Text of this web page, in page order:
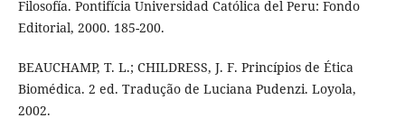
Filosofía. Pontifícia Universidad Católica del Peru: Fondo
Editorial, 2000. 185-200.
BEAUCHAMP, T. L.; CHILDRESS, J. F. Princípios de Ética
Biomédica. 2 ed. Tradução de Luciana Pudenzi. Loyola,
2002.